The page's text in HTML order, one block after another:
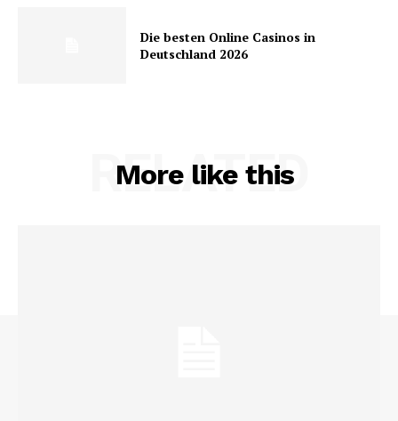
Die besten Online Casinos in
Deutschland 2026
More like this
RELATED